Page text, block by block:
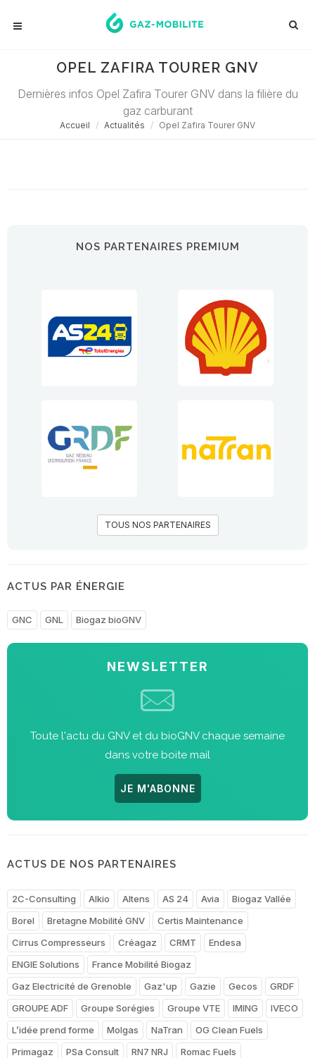
OPEL ZAFIRA TOURER GNV
Dernières infos Opel Zafira Tourer GNV dans la filière du
gaz carburant
Accueil Actualités Opel Zafira Tourer GNV
NOS PARTENAIRES PREMIUM
TOUS NOS PARTENAIRES
ACTUS PAR ÉNERGIE
GNC GNL Biogaz bioGNV
NEWSLETTER
Toute l'actu du GNV et du bioGNV chaque semaine
dans votre boite mail
JE M'ABONNE
ACTUS DE NOS PARTENAIRES
2C-Consulting Alkio Altens AS 24 Avia
Biogaz Vallée
Borel
Bretagne Mobilité GNV
Certis Maintenance
Cirrus Compresseurs
Créagaz CRMT
Endesa
ENGIE Solutions
France Mobilité Biogaz
Gaz Electricité de Grenoble
Gaz'up Gazie Gecos
GRDF
GROUPE ADF
Groupe Sorégies Groupe VTE IMING
IVECO
L’idée prend forme
Molgas NaTran
OG Clean Fuels
Primagaz
PSa Consult RN7 NRJ
Romac Fuels